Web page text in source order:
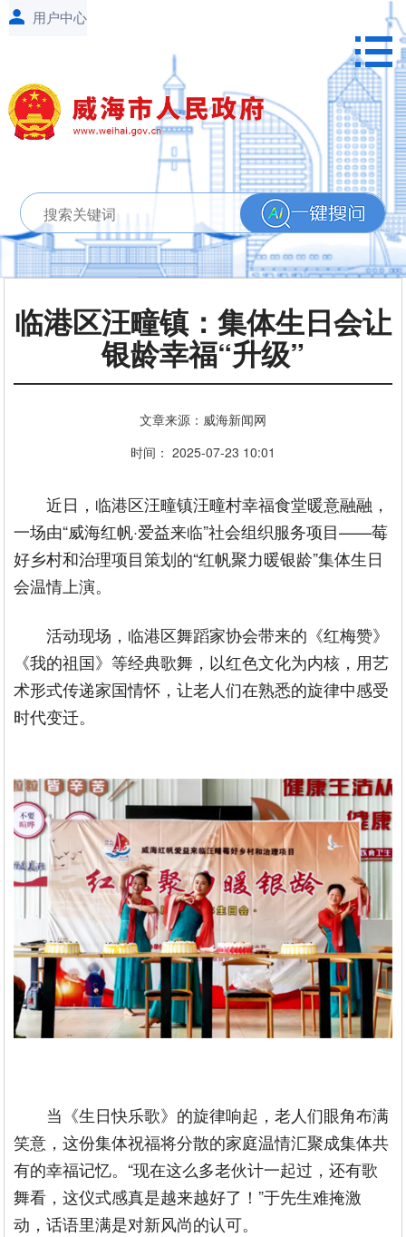
临港区汪疃镇：集体生日会让
银龄幸福“升级”
文章来源：威海新闻网
时间： 2025-07-23 10:01
近日，临港区汪疃镇汪疃村幸福食堂暖意融融，
一场由“威海红帆·爱益来临”社会组织服务项目——莓
好乡村和治理项目策划的“红帆聚力暖银龄”集体生日
会温情上演。
活动现场，临港区舞蹈家协会带来的《红梅赞》
《我的祖国》等经典歌舞，以红色文化为内核，用艺
术形式传递家国情怀，让老人们在熟悉的旋律中感受
时代变迁。
当《生日快乐歌》的旋律响起，老人们眼角布满
笑意，这份集体祝福将分散的家庭温情汇聚成集体共
有的幸福记忆。“现在这么多老伙计一起过，还有歌
舞看，这仪式感真是越来越好了！”于先生难掩激
动，话语里满是对新风尚的认可。